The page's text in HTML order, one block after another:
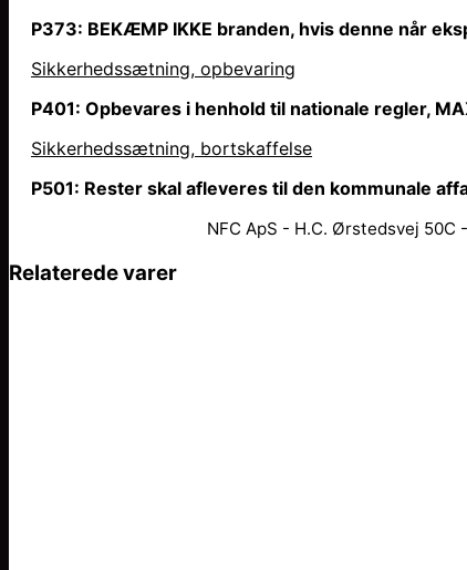
P373: BEKÆMP IKKE branden, hvis denne når
Sikkerhedssætning, opbevaring
P401: Opbevares i henhold til nationale regler,
Sikkerhedssætning, bortskaffelse
P501: Rester skal afleveres til den kommunale
NFC ApS - H.C. Ørstedsvej 50C
Relaterede varer